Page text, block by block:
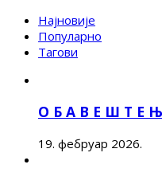
Најновије
Популарно
Тагови
О Б А В Е Ш Т Е
19. фебруар 2026.